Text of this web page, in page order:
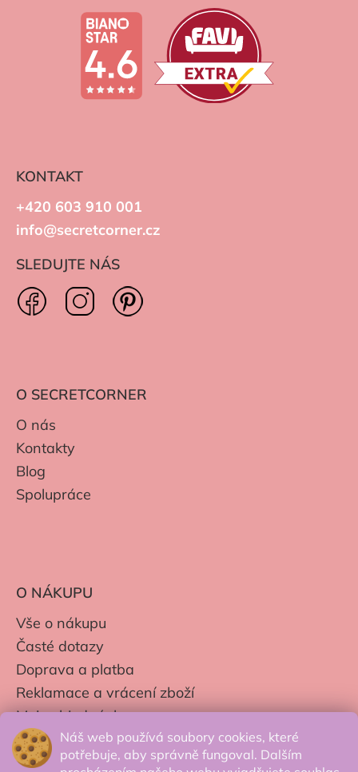
Náš web používá soubory cookies, které
potřebuje, aby správně fungoval. Dalším
KONTAKT
+420 603 910 001
info@secretcorner.cz
SLEDUJTE NÁS
O SECRETCORNER
O nás
Kontakty
Blog
Spolupráce
O NÁKUPU
Vše o nákupu
Časté dotazy
Doprava a platba
Reklamace a vrácení zboží
Moje objednávky
Obchodní podmínky
Zpracování os. údajů